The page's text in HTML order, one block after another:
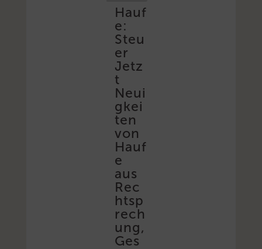
Hauf
e:
Steu
er
Jetz
t
Neui
gkei
ten
von
Hauf
e
aus
Rec
htsp
rech
ung,
Ges